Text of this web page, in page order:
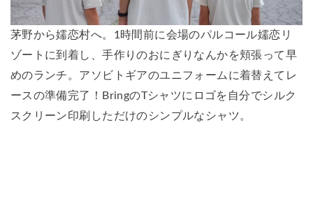
茅野から嬬恋村へ。1時間前に会場のパルコール嬬恋リ
ゾートに到着し、手作りのおにぎりなんかを頬張って早
めのランチ。アソビトギアのユニフォームに着替えてレ
ースの準備完了！BringのTシャツにロゴを自分でシルク
スクリーン印刷しただけのシンプルなシャツ。